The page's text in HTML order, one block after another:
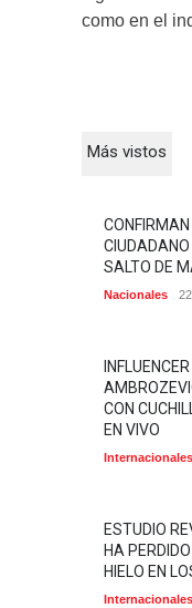
como en el
Más vistos
CIUDADANO
SALTO DE
Nacionales
CON
EN VIVO
Internacionales
ESTUDIO
HA
HIELO EN
Internacionales